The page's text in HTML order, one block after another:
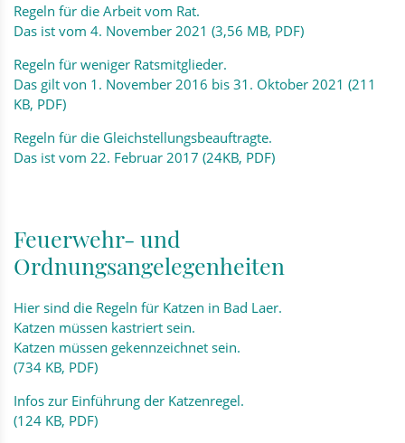
Regeln für die Arbeit vom Rat.
Das ist vom 4. November 2021 (3,56 MB, PDF)
Regeln für weniger Ratsmitglieder.
Das gilt von 1. November 2016 bis 31. Oktober 2021 (211
KB, PDF)
Regeln für die Gleichstellungsbeauftragte.
Das ist vom 22. Februar 2017 (24KB, PDF)
Feuerwehr- und
Ordnungsangelegenheiten
Hier sind die Regeln für Katzen in Bad Laer.
Katzen müssen kastriert sein.
Katzen müssen gekennzeichnet sein.
(734 KB, PDF)
Infos zur Einführung der Katzenregel.
(124 KB, PDF)